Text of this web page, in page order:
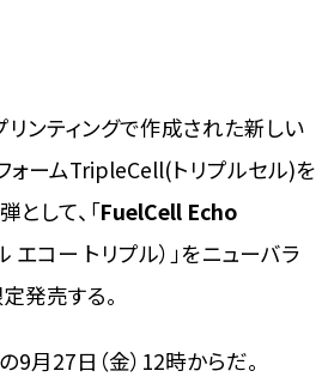
ンティングで作成された新しい
ォームTripleCell(トリプルセル)を
して、「FuelCell Echo
エコー トリプル）」をニューバラ
発売する。
9月27日（金）12時からだ。